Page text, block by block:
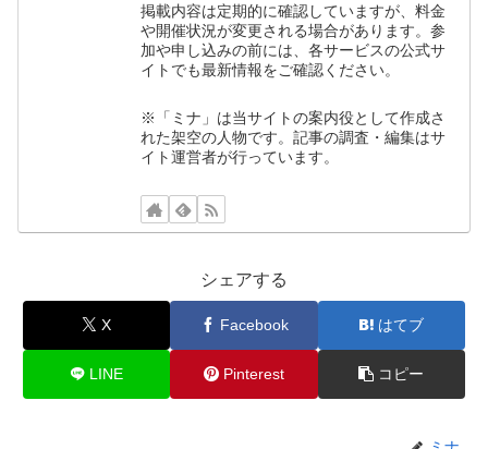
掲載内容は定期的に確認していますが、料金
や開催状況が変更される場合があります。参
加や申し込みの前には、各サービスの公式サ
イトでも最新情報をご確認ください。
※「ミナ」は当サイトの案内役として作成さ
れた架空の人物です。記事の調査・編集はサ
イト運営者が行っています。
シェアする
X Facebook はてブ
LINE Pinterest コピー